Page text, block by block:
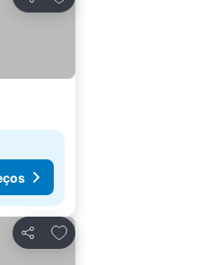
Partilhar
Partilhar
Adicionar aos favoritos